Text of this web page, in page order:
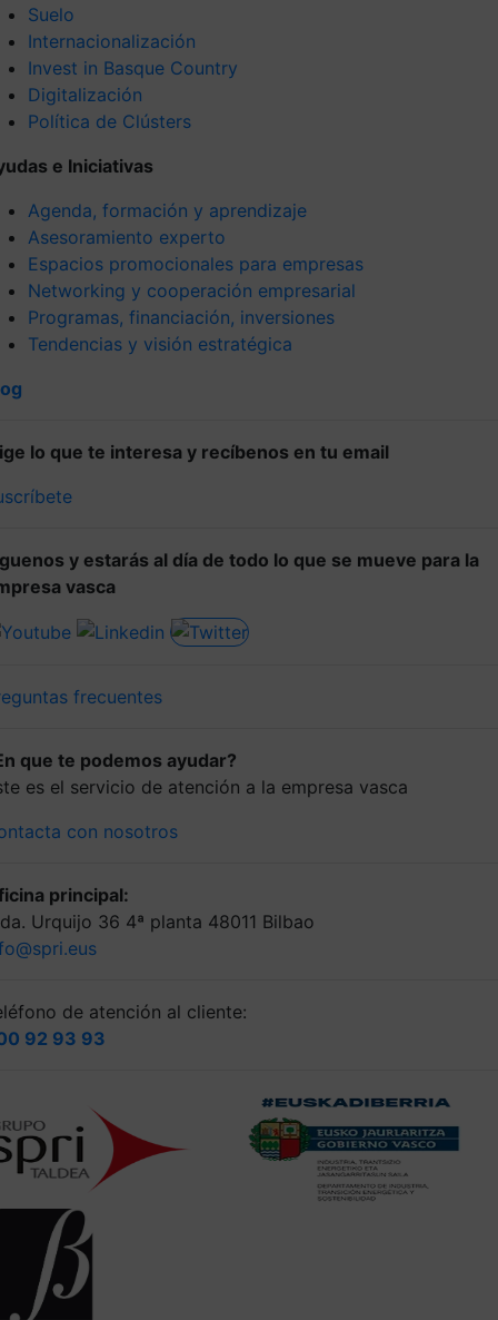
Suelo
Internacionalización
Invest in Basque Country
Digitalización
Política de Clústers
e Iniciativas
Agenda, formación y aprendizaje
Asesoramiento experto
Espacios promocionales para empresas
Networking y cooperación empresarial
Programas, financiación, inversiones
Tendencias y visión estratégica
lo que te interesa y recíbenos en tu email
y estarás al día de todo lo que se mueve para la
vasca
frecuentes
que te podemos ayudar?
es el servicio de atención a la empresa vasca
con nosotros
principal:
Urquijo 36 4ª planta 48011 Bilbao
de atención al cliente:
92 93 93